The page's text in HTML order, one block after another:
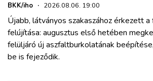
BKK/iho · 2026.08.06. 19:00
Újabb, látványos szakaszához érkezett a
felújítása: augusztus első hetében
felüljáró új aszfaltburkolatának
be is fejeződik.